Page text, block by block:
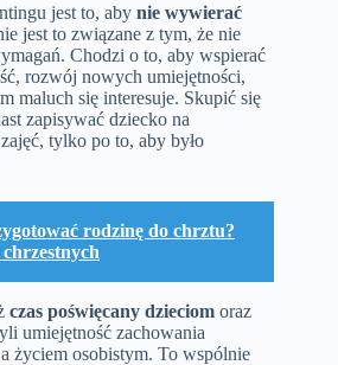
jest to, aby nie wywierać
jest to związane z tym, że nie
Chodzi o to, aby wspierać
rozwój nowych umiejętności,
maluch się interesuje. Skupić się
zapisywać dziecko na
tylko po to, aby było
rodzinę do chrztu?
czas poświęcany dzieciom oraz
umiejętność zachowania
życiem osobistym. To wspólnie